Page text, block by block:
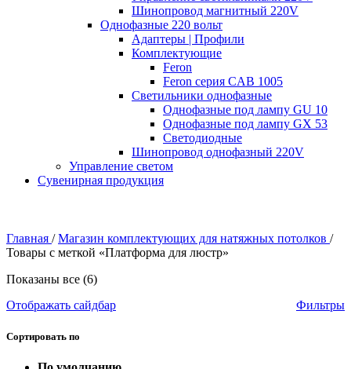
Шинопровод магнитный 220V
Однофазные 220 вольт
Адаптеры | Профили
Комплектующие
Feron
Feron серия CAB 1005
Светильники однофазные
Однофазные под лампу GU 10
Однофазные под лампу GX 53
Светодиодные
Шинопровод однофазный 220V
Управление светом
Сувенирная продукция
Главная / Магазин комплектующих для натяжных потолков /
Товары с меткой «Платформа для люстр»
Показаны все (6)
Отображать сайдбар
Фильтры
Сортировать по